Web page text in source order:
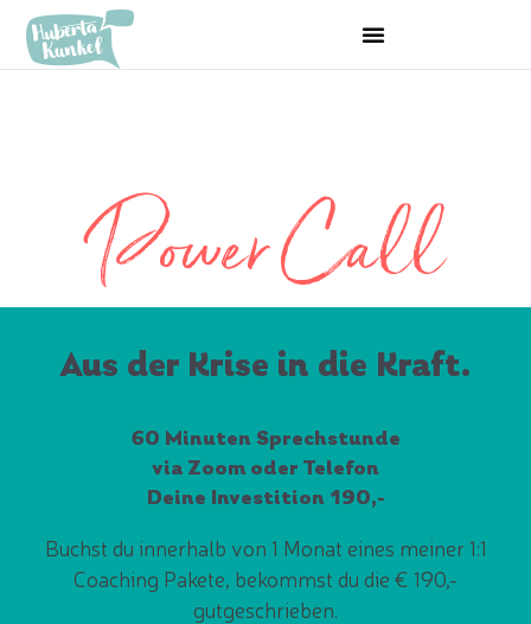
Power Call
Aus der Krise in die Kraft.
60 Minuten Sprechstunde
via Zoom oder Telefon
Deine Investition 190,-
Buchst du innerhalb von 1 Monat eines meiner 1:1
Coaching Pakete, bekommst du die € 190,-
gutgeschrieben.